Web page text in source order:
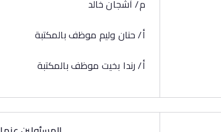
م/ أشجان خالد
أ/ حنان وليم موظف بالمكتبة
أ/ رندا بخيت موظف بالمكتبة